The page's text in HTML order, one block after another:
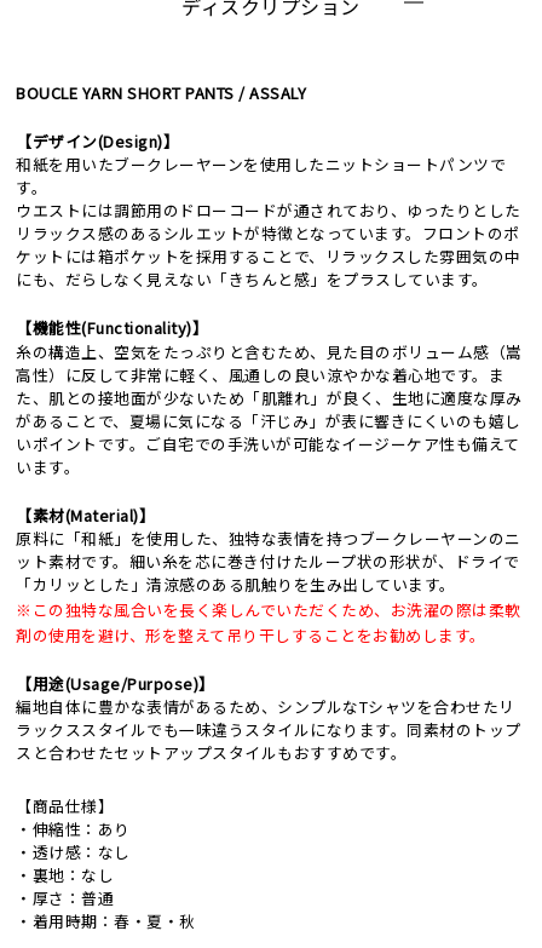
ディスクリプション
BOUCLE YARN SHORT PANTS / ASSALY
【デザイン(Design)】
和紙を用いたブークレーヤーンを使用したニットショートパンツで
す。
ウエストには調節用のドローコードが通されており、ゆったりとした
リラックス感のあるシルエットが特徴となっています。フロントのポ
ケットには箱ポケットを採用することで、リラックスした雰囲気の中
にも、だらしなく見えない「きちんと感」をプラスしています。
【機能性(Functionality)】
糸の構造上、空気をたっぷりと含むため、見た目のボリューム感（嵩
高性）に反して非常に軽く、風通しの良い涼やかな着心地です。ま
た、肌との接地面が少ないため「肌離れ」が良く、生地に適度な厚み
があることで、夏場に気になる「汗じみ」が表に響きにくいのも嬉し
いポイントです。ご自宅での手洗いが可能なイージーケア性も備えて
います。
【素材(Material)】
原料に「和紙」を使用した、独特な表情を持つブークレーヤーンのニ
ット素材です。細い糸を芯に巻き付けたループ状の形状が、ドライで
「カリッとした」清涼感のある肌触りを生み出しています。
※この独特な風合いを長く楽しんでいただくため、お洗濯の際は柔軟
剤の使用を避け、形を整えて吊り干しすることをお勧めします。
【用途(Usage/Purpose)】
編地自体に豊かな表情があるため、シンプルなTシャツを合わせたリ
ラックススタイルでも一味違うスタイルになります。同素材のトップ
スと合わせたセットアップスタイルもおすすめです。
【商品仕様】
・伸縮性：あり
・透け感：なし
・裏地：なし
・厚さ：普通
・着用時期：春・夏・秋